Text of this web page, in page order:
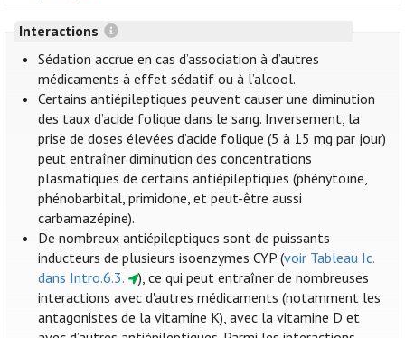
Interactions
Sédation accrue en cas d’association à d’autres
médicaments à effet sédatif ou à l’alcool.
Certains antiépileptiques peuvent causer une diminution
des taux d’acide folique dans le sang. Inversement, la
prise de doses élevées d’acide folique (5 à 15 mg par jour)
peut entraîner diminution des concentrations
plasmatiques de certains antiépileptiques (phénytoïne,
phénobarbital, primidone, et peut-être aussi
carbamazépine).
De nombreux antiépileptiques sont de puissants
inducteurs de plusieurs isoenzymes CYP (voir Tableau Ic.
dans Intro.6.3.
), ce qui peut entraîner de nombreuses
interactions avec d'autres médicaments (notamment les
antagonistes de la vitamine K), avec la vitamine D et